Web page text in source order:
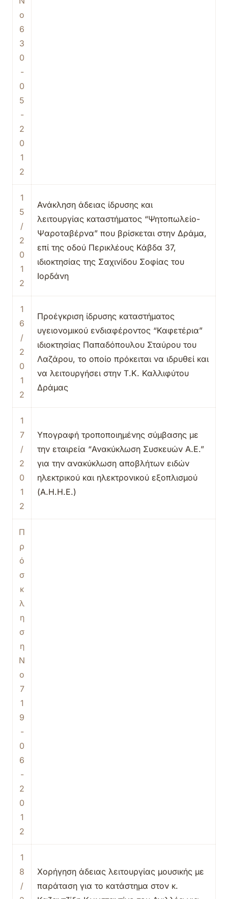
ο
6
3
0
-
0
5
-
2
0
1
2
1
5
/
2
0
1
2
Ανάκληση άδειας ίδρυσης και
λειτουργίας καταστήματος “Ψητοπωλείο-
Ψαροταβέρνα” που βρίσκεται στην Δράμα,
επί της οδού Περικλέους Κάβδα 37,
ιδιοκτησίας της Σαχινίδου Σοφίας του
Ιορδάνη
1
6
/
2
0
1
2
Προέγκριση ίδρυσης καταστήματος
υγειονομικού ενδιαφέροντος “Καφετέρια”
ιδιοκτησίας Παπαδόπουλου Σταύρου του
Λαζάρου, το οποίο πρόκειται να ιδρυθεί και
να λειτουργήσει στην Τ.Κ. Καλλιφύτου
Δράμας
1
7
/
2
0
1
2
Υπογραφή τροποποιημένης σύμβασης με
την εταιρεία “Ανακύκλωση Συσκευών Α.Ε.”
για την ανακύκλωση αποβλήτων ειδών
ηλεκτρικού και ηλεκτρονικού εξοπλισμού
(Α.Η.Η.Ε.)
Π
ρ
ό
σ
κ
λ
η
σ
η
Ν
ο
7
1
9
-
0
6
-
2
0
1
2
1
8
/
Χορήγηση άδειας λειτουργίας μουσικής με
παράταση για το κατάστημα στον κ.